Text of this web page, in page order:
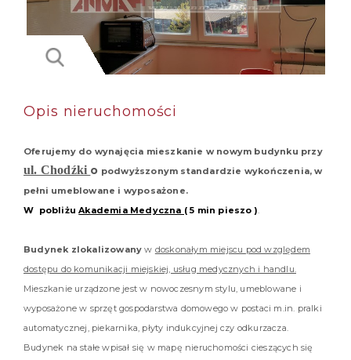
Opis nieruchomości
Oferujemy do wynajęcia mieszkanie w nowym budynku przy
ul. Chodźki o podwyższonym standardzie wykończenia, w
pełni umeblowane i wyposażone.
W pobliżuAkademia Medyczna ( 5 min pieszo ).
Budynek zlokalizowany w doskonałym miejscu pod względem
dostępu do komunikacji miejskiej, usług medycznych i handlu.
Mieszkanie urządzone jest w nowoczesnym stylu, umeblowane i
wyposażone w sprzęt gospodarstwa domowego w postaci m.in. pralki
automatycznej, piekarnika, płyty indukcyjnej czy odkurzacza.
Budynek na stałe wpisał się w mapę nieruchomości cieszących się